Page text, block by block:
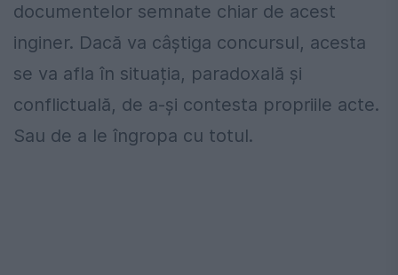
documentelor semnate chiar de acest
inginer. Dacă va câștiga concursul, acesta
se va afla în situația, paradoxală și
conflictuală, de a-și contesta propriile acte.
Sau de a le îngropa cu totul.